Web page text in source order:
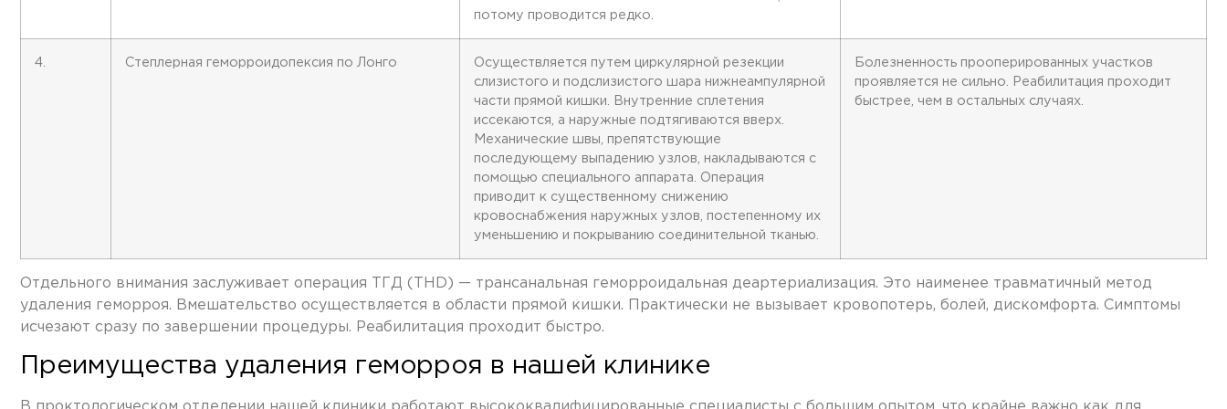
потому проводится редко.
4. Степлерная геморроидопексия по Лонго
Осуществляется путем циркулярной резекции
слизистого и подслизистого шара нижнеампулярной
части прямой кишки. Внутренние сплетения
иссекаются, а наружные подтягиваются вверх.
Механические швы, препятствующие
последующему выпадению узлов, накладываются с
помощью специального аппарата. Операция
приводит к существенному снижению
кровоснабжения наружных узлов, постепенному их
уменьшению и покрыванию соединительной тканью.
Болезненность прооперированных участков
проявляется не сильно. Реабилитация проходит
быстрее, чем в остальных случаях.
Отдельного внимания заслуживает операция ТГД (THD) — трансанальная геморроидальная деартериализация. Это наименее травматичный метод
удаления геморроя. Вмешательство осуществляется в области прямой кишки. Практически не вызывает кровопотерь, болей, дискомфорта. Симптомы
исчезают сразу по завершении процедуры. Реабилитация проходит быстро.
Преимущества удаления геморроя в нашей клинике